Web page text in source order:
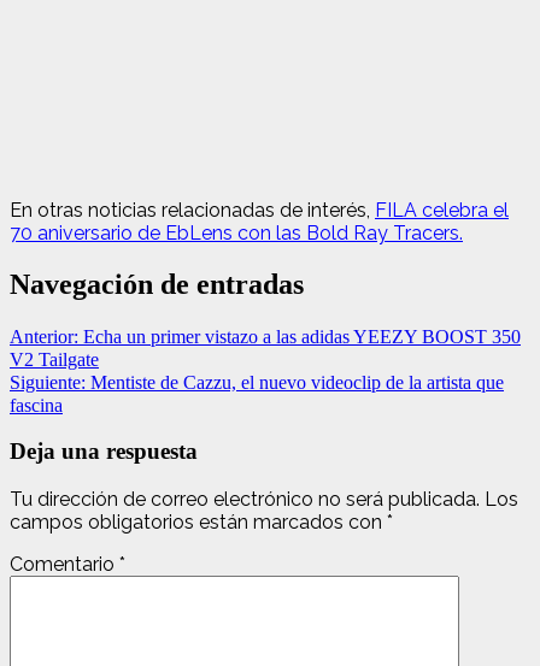
En otras noticias relacionadas de interés, FILA celebra el
70 aniversario de EbLens con las Bold Ray Tracers.
Navegación de entradas
Anterior: Echa un primer vistazo a las adidas YEEZY BOOST 350
V2 Tailgate
Siguiente: Mentiste de Cazzu, el nuevo videoclip de la artista que
fascina
Deja una respuesta
Tu dirección de correo electrónico no será publicada. Los
campos obligatorios están marcados con *
Comentario *